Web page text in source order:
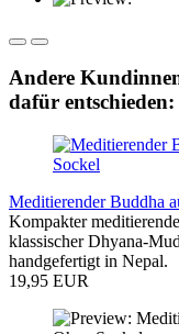
Andere
dafür entschieden:
Meditierender Buddha
Kompakter
klassischer Dhyana-
handgefertigt in Nepal.
19,95 EUR